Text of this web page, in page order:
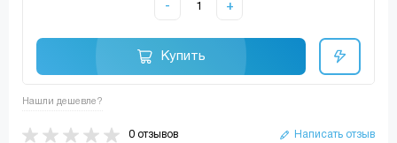
- +
Купить
Нашли дешевле?
0 отзывов Написать отзыв